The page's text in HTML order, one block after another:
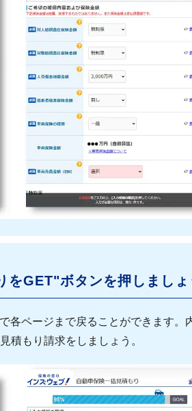
GET"ボタンを押しましょ
各ページまで戻ることができます。
積もり請求をしましょう。